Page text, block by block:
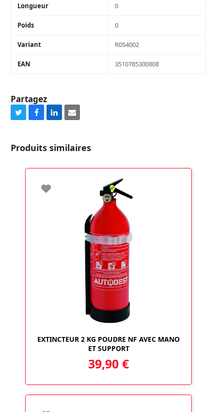
Longueur 0
Poids 0
Variant R054002
EAN 3510785300808
Partagez
Share
Twitter
Share
Facebook
Share
LinkedIn
Share
Email
Produits similaires
EXTINCTEUR 2 KG POUDRE NF AVEC MANO
ET SUPPORT
39,90 €